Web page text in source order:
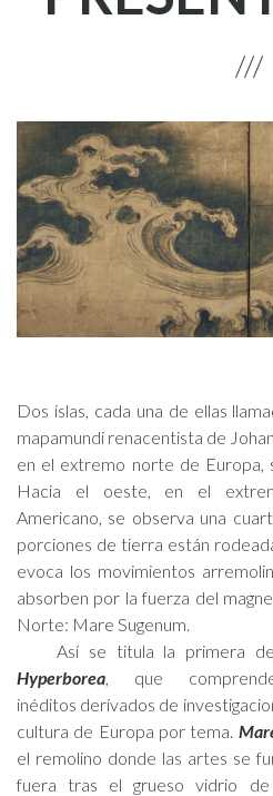
Dos islas, cada una de ellas
mapamundi renacentista de
en el extremo norte de Europa,
Hacia el oeste, en el
Americano, se observa una
porciones de tierra están
evoca los movimientos
absorben por la fuerza del
Norte: Mare Sugenum.
Así se titula la primera de
Hyperborea, que
inéditos derivados de
cultura de Europa por tema.
el remolino donde las artes se
fuera tras el grueso vidrio